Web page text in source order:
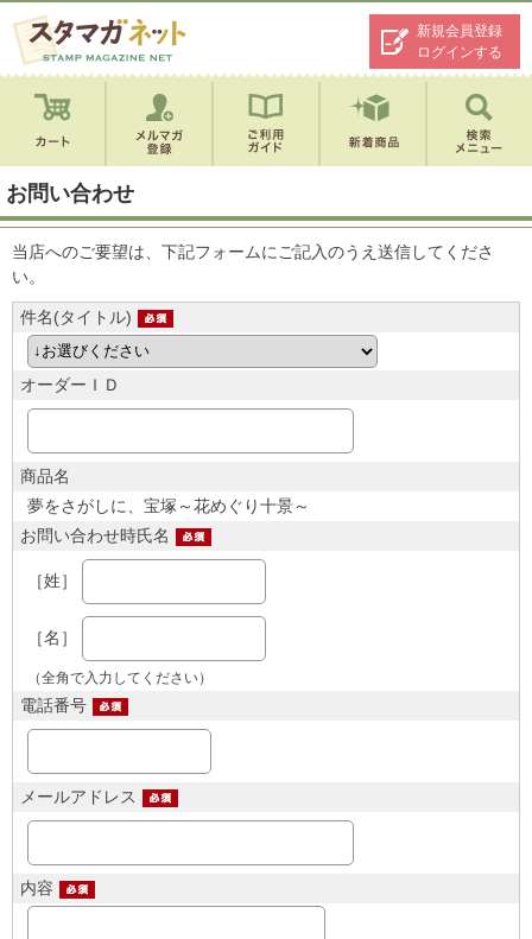
新規会員登録
ログインする
お問い合わせ
当店へのご要望は、下記フォームにご記入のうえ送信してくださ
い。
件名(タイトル)
オーダーＩＤ
商品名
夢をさがしに、宝塚～花めぐり十景～
お問い合わせ時氏名
［姓］
［名］
（全角で入力してください）
電話番号
メールアドレス
内容